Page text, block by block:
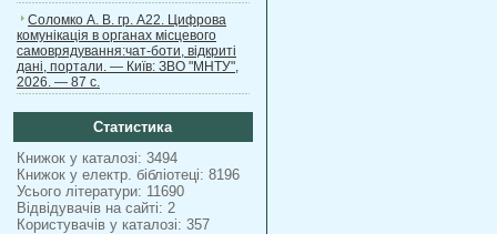
Соломко А. В. гр. А22. Цифрова
комунікація в органах місцевого
самоврядування:чат-боти, відкриті
дані, портали. — Київ: ЗВО "МНТУ",
2026. — 87 с.
Статистика
Книжок у каталозі: 3494
Книжок у електр. бібліотеці: 8196
Усього літератури: 11690
Відвідувачів на сайті: 2
Користувачів у каталозі: 357